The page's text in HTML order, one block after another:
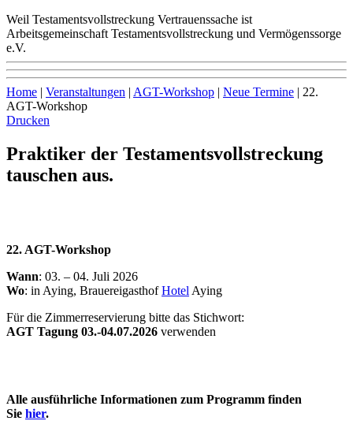
Weil Testamentsvollstreckung Vertrauenssache ist
Arbeitsgemeinschaft Testamentsvollstreckung und Vermögenssorge
e.V.
Home | Veranstaltungen | AGT-Workshop | Neue Termine | 22.
AGT-Workshop
Drucken
Praktiker der Testamentsvollstreckung
tauschen aus.
22. AGT-Workshop
Wann: 03. – 04. Juli 2026
Wo: in Aying, BrauereigasthofHotel Aying
Für die Zimmerreservierung bitte das Stichwort:
AGT Tagung 03.-04.07.2026 verwenden
Alle ausführliche Informationen zum Programm finden
Sie hier.